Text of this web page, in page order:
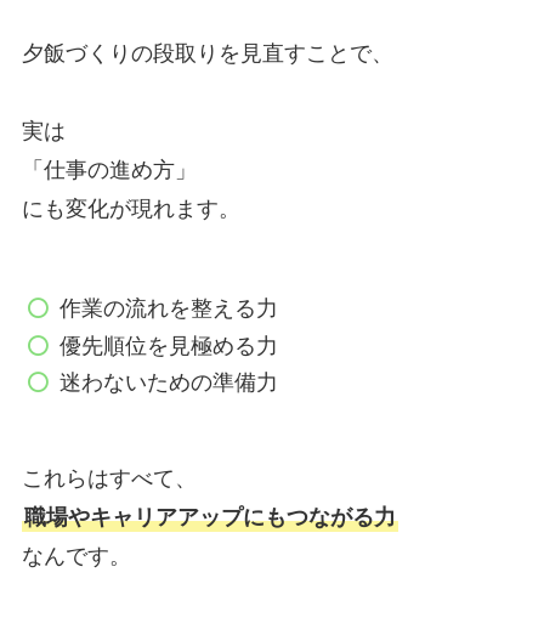
夕飯づくりの段取りを見直すことで、
実は
「仕事の進め方」
にも変化が現れます。
作業の流れを整える力
優先順位を見極める力
迷わないための準備力
これらはすべて、
職場やキャリアアップにもつながる力
なんです。